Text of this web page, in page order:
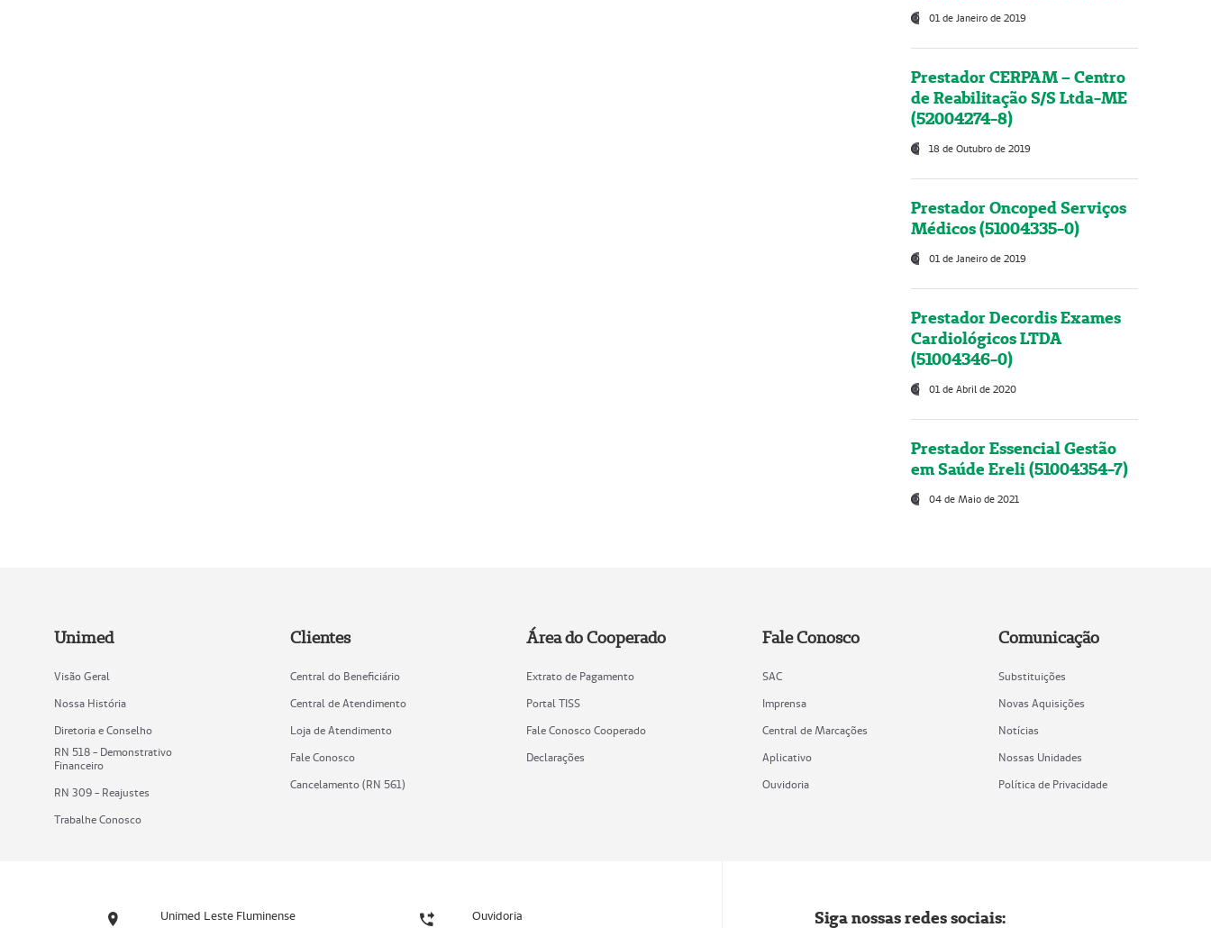
01 de Janeiro de 2019
Prestador CERPAM – Centro
de Reabilitação S/S Ltda-ME
(52004274-8)
18 de Outubro de 2019
Prestador Oncoped Serviços
Médicos (51004335-0)
01 de Janeiro de 2019
Prestador Decordis Exames
Cardiológicos LTDA
(51004346-0)
01 de Abril de 2020
Prestador Essencial Gestão
em Saúde Ereli (51004354-7)
04 de Maio de 2021
Unimed
Visão Geral
Nossa História
Diretoria e Conselho
RN 518 - Demonstrativo
Financeiro
RN 309 - Reajustes
Trabalhe Conosco
Clientes
Central do Beneficiário
Central de Atendimento
Loja de Atendimento
Fale Conosco
Cancelamento (RN 561)
Área do Cooperado
Extrato de Pagamento
Portal TISS
Fale Conosco Cooperado
Declarações
Fale Conosco
SAC
Imprensa
Central de Marcações
Aplicativo
Ouvidoria
Comunicação
Substituições
Novas Aquisições
Notícias
Nossas Unidades
Política de Privacidade
Unimed Leste Fluminense Ouvidoria Siga nossas redes sociais: